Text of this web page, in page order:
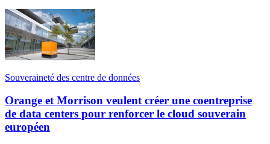
Souveraineté des centre de données
Orange et Morrison veulent créer une coentreprise
de data centers pour renforcer le cloud souverain
européen